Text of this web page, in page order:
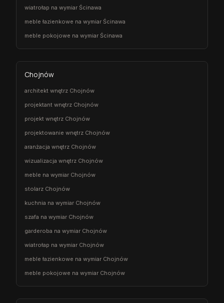
wiatrołap na wymiar Ścinawa
meble łazienkowe na wymiar Ścinawa
meble pokojowe na wymiar Ścinawa
Chojnów
architekt wnętrz Chojnów
projektant wnętrz Chojnów
projekt wnętrz Chojnów
projektowanie wnętrz Chojnów
aranżacja wnętrz Chojnów
wizualizacja wnętrz Chojnów
meble na wymiar Chojnów
stolarz Chojnów
kuchnia na wymiar Chojnów
szafa na wymiar Chojnów
garderoba na wymiar Chojnów
wiatrołap na wymiar Chojnów
meble łazienkowe na wymiar Chojnów
meble pokojowe na wymiar Chojnów